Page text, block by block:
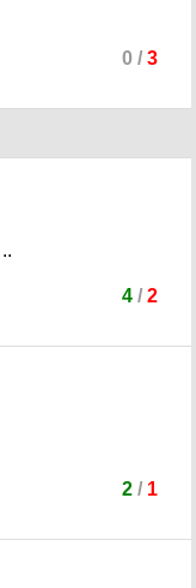
0 / 3
4/ 2
2/ 1